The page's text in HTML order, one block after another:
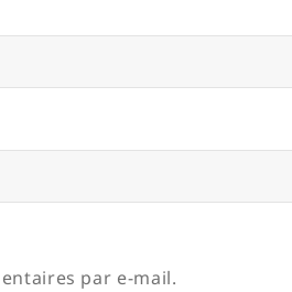
par e-mail.